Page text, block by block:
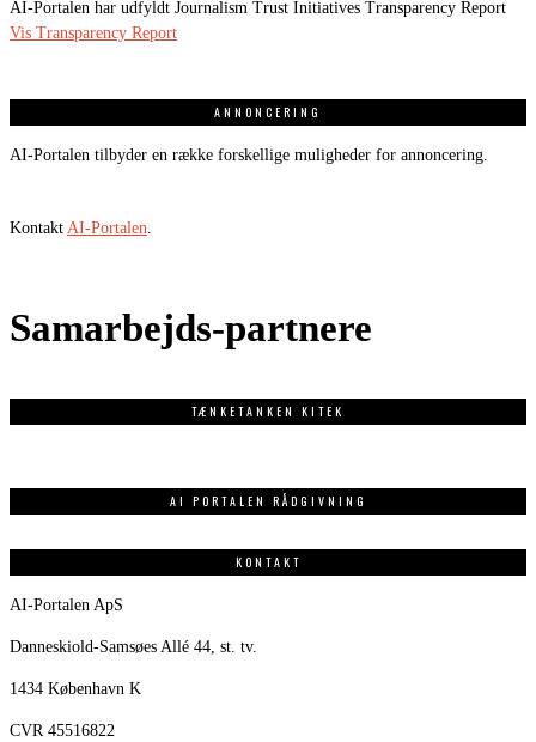
AI-Portalen har udfyldt Journalism Trust Initiatives Transparency Report
Vis Transparency Report
ANNONCERING
AI-Portalen tilbyder en række forskellige muligheder for annoncering.
Kontakt AI-Portalen.
Samarbejds-partnere
TÆNKETANKEN KITEK
AI PORTALEN RÅDGIVNING
KONTAKT
AI-Portalen ApS
Danneskiold-Samsøes Allé 44, st. tv.
1434 København K
CVR 45516822